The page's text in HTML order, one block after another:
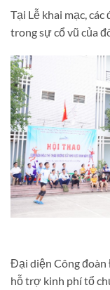
Tại Lễ khai mạc,
trong sự cổ vũ của
Đại diện Công
hỗ trợ kinh phí tổ